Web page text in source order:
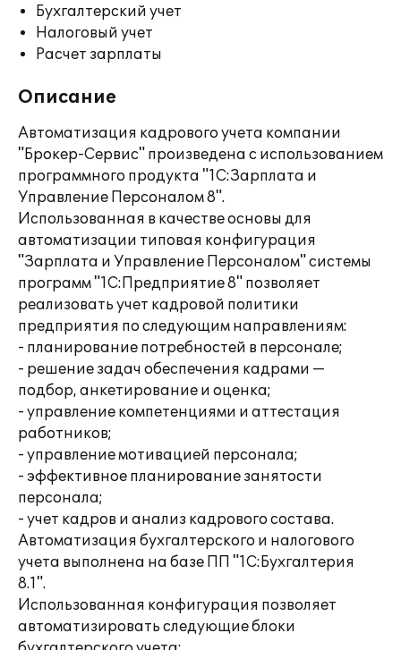
Бухгалтерский учет
Налоговый учет
Расчет зарплаты
Описание
Автоматизация кадрового учета компании
"Брокер-Сервис" произведена с использованием
программного продукта "1С:Зарплата и
Управление Персоналом 8".
Использованная в качестве основы для
автоматизации типовая конфигурация
"Зарплата и Управление Персоналом" системы
программ "1С:Предприятие 8" позволяет
реализовать учет кадровой политики
предприятия по следующим направлениям:
- планирование потребностей в персонале;
- решение задач обеспечения кадрами —
подбор, анкетирование и оценка;
- управление компетенциями и аттестация
работников;
- управление мотивацией персонала;
- эффективное планирование занятости
персонала;
- учет кадров и анализ кадрового состава.
Автоматизация бухгалтерского и налогового
учета выполнена на базе ПП "1С:Бухгалтерия
8.1".
Использованная конфигурация позволяет
автоматизировать следующие блоки